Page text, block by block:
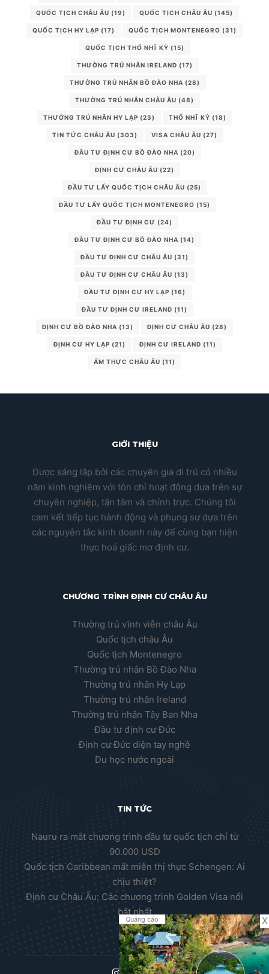
QUỐC TỊCH CHÂU ÂU (19) QUỐC TỊCH CHÂU ÂU (145)
QUỐC TỊCH HY LẠP (17) QUỐC TỊCH MONTENEGRO (31)
QUỐC TỊCH THỔ NHĨ KỲ (15)
THƯỜNG TRÚ NHÂN IRELAND (17)
THƯỜNG TRÚ NHÂN BỒ ĐÀO NHA (28)
THƯỜNG TRÚ NHÂN CHÂU ÂU (48)
THƯỜNG TRÚ NHÂN HY LẠP (23) THỔ NHĨ KỲ (18)
TIN TỨC CHÂU ÂU (303) VISA CHÂU ÂU (27)
ĐẦU TƯ ĐỊNH CƯ BỒ ĐÀO NHA (20)
ĐỊNH CƯ CHÂU ÂU (22)
ĐẦU TƯ LẤY QUỐC TỊCH CHÂU ÂU (25)
ĐẦU TƯ LẤY QUỐC TỊCH MONTENEGRO (15)
ĐẦU TƯ ĐỊNH CƯ (24)
ĐẦU TƯ ĐỊNH CƯ BỒ ĐÀO NHA (14)
ĐẦU TƯ ĐỊNH CƯ CHÂU ÂU (31)
ĐẦU TƯ ĐỊNH CƯ CHÂU ÂU (13)
ĐẦU TƯ ĐỊNH CƯ HY LẠP (16)
ĐẦU TƯ ĐỊNH CƯ IRELAND (11)
ĐỊNH CƯ BỒ ĐÀO NHA (13) ĐỊNH CƯ CHÂU ÂU (28)
ĐỊNH CƯ HY LẠP (21) ĐỊNH CƯ IRELAND (11)
ẨM THỰC CHÂU ÂU (11)
GIỚI THIỆU
Được sáng lập bởi các chuyên gia di trú có nhiều
năm kinh nghiệm với tôn chỉ hoạt động dựa trên sự
chuyên nghiệp, tận tâm và chính trực. Chúng tôi
cam kết tiếp tục hành động và phụng sự dựa trên
các nguyên tắc kinh doanh này để cùng bạn hiện
thực hoá giấc mơ định cư.
CHƯƠNG TRÌNH ĐỊNH CƯ CHÂU ÂU
Thường trú vĩnh viễn châu Âu
Quốc tịch châu Âu
Quốc tịch Montenegro
Thường trú nhân Bồ Đào Nha
Thường trú nhân Hy Lạp
Thường trú nhân Ireland
Thường trú nhân Tây Ban Nha
Đầu tư định cư Đức
Định cư Đức diện tay nghề
Du học nước ngoài
TIN TỨC
Nauru ra mắt chương trình đầu tư quốc tịch chỉ từ
90.000 USD
Quốc tịch Caribbean mất miễn thị thực Schengen: Ai
chịu thiệt?
Định cư Châu Âu: Các chương trình Golden Visa nổi
bật nhất
Quảng cáo X